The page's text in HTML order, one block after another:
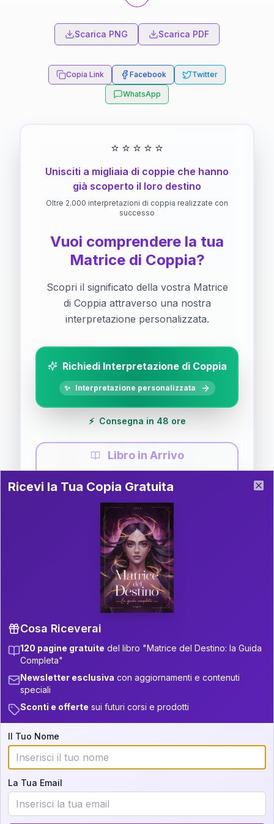
Scarica PNG Scarica PDF
Copia Link Facebook Twitter
WhatsApp
⭐ ⭐ ⭐ ⭐ ⭐
Unisciti a migliaia di coppie che hanno
già scoperto il loro destino
Oltre 2.000 interpretazioni di coppia realizzate con
successo
Vuoi comprendere la tua
Matrice di Coppia?
Scopri il significato della vostra Matrice
di Coppia attraverso una nostra
interpretazione personalizzata.
Richiedi Interpretazione di Coppia
✨ Interpretazione personalizzata
⚡ Consegna in 48 ore
Libro in Arrivo
Guida completa di Coppia
Il libro è in fase di scrittura. Iscriviti alla newsletter
per ricevere aggiornamenti!
P.S. Interpretazione parziale
gratuita
Scorri più in basso per vedere
un'interpretazione parziale gratuita della tua
Iscriviti alla newsletter per ricevere
aggiornamenti quando sarà disponibile.
Cosa scoprirete nella vostra
interpretazione:
💕 Come rafforzare la vostra unione
Ricevi la Tua Copia Gratuita del Libro
Ricevi la Tua Copia Gratuita
Cosa Riceverai
120 pagine gratuite del libro "Matrice del Destino: la Guida
Completa"
Newsletter esclusiva con aggiornamenti e contenuti
speciali
Sconti e offerte sui futuri corsi e prodotti
Il Tuo Nome
La Tua Email